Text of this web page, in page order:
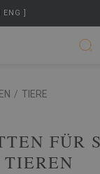
]
/ TIERE
FÜR
TIEREN